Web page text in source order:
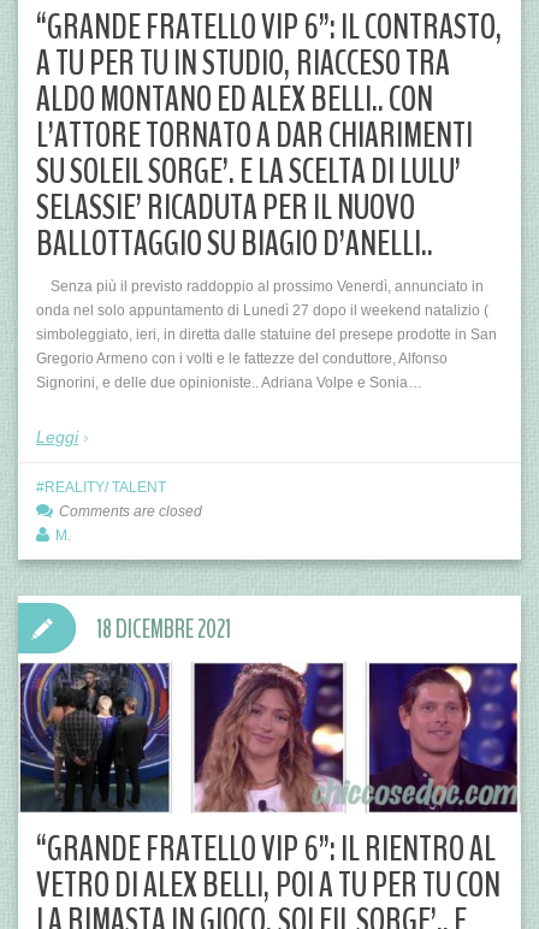
“GRANDE FRATELLO VIP 6”: IL CONTRASTO,
A TU PER TU IN STUDIO, RIACCESO TRA
ALDO MONTANO ED ALEX BELLI.. CON
L’ATTORE TORNATO A DAR CHIARIMENTI
SU SOLEIL SORGE’. E LA SCELTA DI LULU’
SELASSIE’ RICADUTA PER IL NUOVO
BALLOTTAGGIO SU BIAGIO D’ANELLI..
Senza più il previsto raddoppio al prossimo Venerdì, annunciato in
onda nel solo appuntamento di Lunedì 27 dopo il weekend natalizio (
simboleggiato, ieri, in diretta dalle statuine del presepe prodotte in San
Gregorio Armeno con i volti e le fattezze del conduttore, Alfonso
Signorini, e delle due opinioniste.. Adriana Volpe e Sonia…
Leggi
REALITY/ TALENT
Comments are closed
M.
“GRANDE FRATELLO VIP 6”: IL RIENTRO AL
VETRO DI ALEX BELLI, POI A TU PER TU CON
18 DICEMBRE 2021